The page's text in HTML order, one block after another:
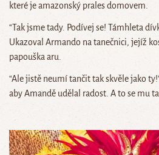
které je amazonský prales domovem.
“Tak jsme tady. Podívej se! Támhleta
Ukazoval Armando na tanečnici, jejíž
papouška aru.
“Ale jistě neumí tančit tak skvěle jako
aby Amandě udělal radost. A to se mu